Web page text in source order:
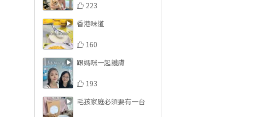
223
香港味道
160
跟媽咪一起護膚
193
毛孩家庭必須要有一台